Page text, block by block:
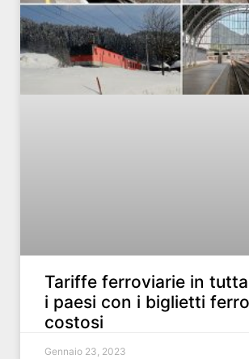
Tariffe ferroviarie in
i paesi con i biglietti
costosi
Gennaio 23, 2023